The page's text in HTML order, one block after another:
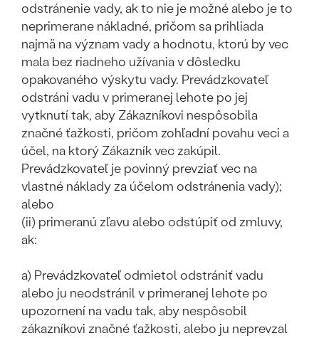
odstránenie vady, ak to nie je možné alebo je to
neprimerane nákladné, pričom sa prihliada
najmä na význam vady a hodnotu, ktorú by vec
mala bez riadneho užívania v dôsledku
opakovaného výskytu vady. Prevádzkovateľ
odstráni vadu v primeranej lehote po jej
vytknutí tak, aby Zákazníkovi nespôsobila
značné ťažkosti, pričom zohľadní povahu veci a
účel, na ktorý Zákazník vec zakúpil.
Prevádzkovateľ je povinný prevziať vec na
vlastné náklady za účelom odstránenia vady);
alebo
(ii) primeranú zľavu alebo odstúpiť od zmluvy,
ak:
a) Prevádzkovateľ odmietol odstrániť vadu
alebo ju neodstránil v primeranej lehote po
upozornení na vadu tak, aby nespôsobil
zákazníkovi značné ťažkosti, alebo ju neprevzal